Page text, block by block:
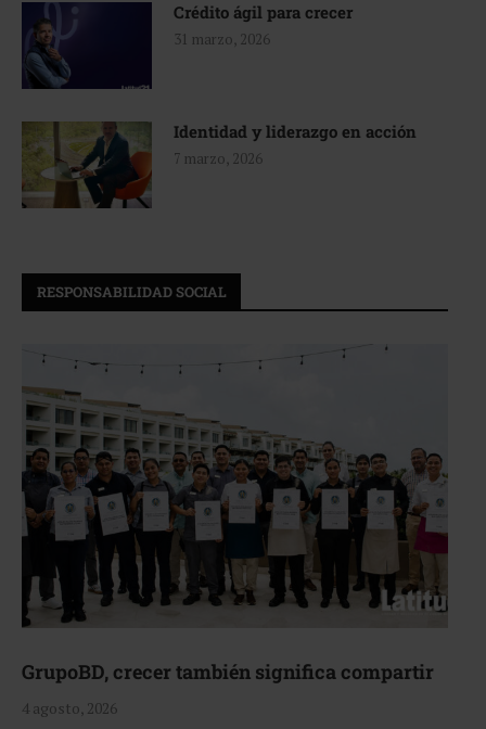
Crédito ágil para crecer
31 marzo, 2026
Identidad y liderazgo en acción
7 marzo, 2026
RESPONSABILIDAD SOCIAL
GrupoBD, crecer también significa compartir
4 agosto, 2026